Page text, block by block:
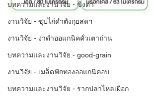
บทความและงานวิจัย - ขิงดำ
งานวิจัย - ซุปไก่ดำตังกุยสดฯ
งานวิจัย - งาดำออแกนิคคั่วเตาถ่าน
บทความและงานวิจัย - good-grain
งานวิจัย - เมล็ดฟักทองออแกนิคอบ
บทความและงานวิจัย - รากปลาไหลเผือก